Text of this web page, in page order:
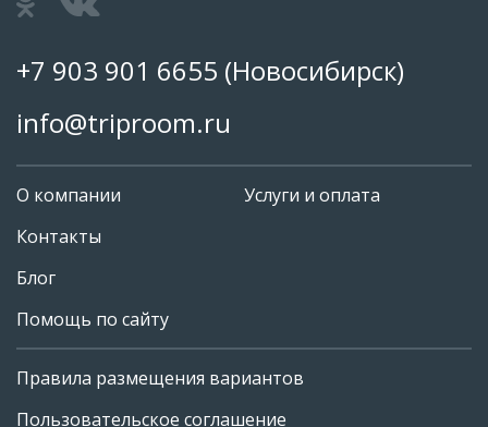
+7 903 901 6655
+7 903 901 6655 (Новосибирск)
info@triproom.ru
О компании
Контакты
Блог
Помощь по сайту
Услуги и оплата
Правила размещения вариантов
Пользовательское соглашение